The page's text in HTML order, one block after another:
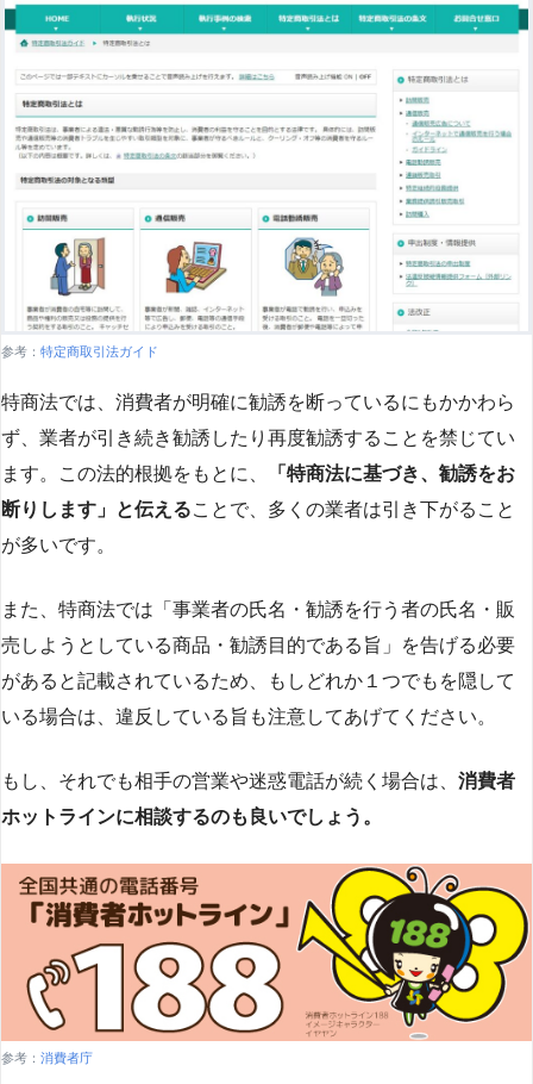
参考： 特定商取引法ガイド
特商法では、消費者が明確に勧誘を断っているにもかかわら
ず、業者が引き続き勧誘したり再度勧誘することを禁じてい
ます。この法的根拠をもとに、
「特商法に基づき、勧誘をお
断りします」と伝えることで、多くの業者は引き下がること
が多いです​​。
また、特商法では「事業者の氏名・勧誘を行う者の氏名・販
売しようとしている商品・勧誘目的である旨」を告げる必要
があると記載されているため、もしどれか１つでもを隠して
いる場合は、違反している旨も注意してあげてください。
もし、それでも相手の営業や迷惑電話が続く場合は、 消費者
ホットラインに相談するのも良いでしょう。
参考： 消費者庁